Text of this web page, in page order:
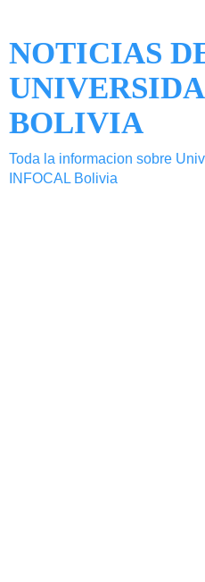
NOTICIAS
BOLIVIA
Toda la informacion sobre
INFOCAL Bolivia